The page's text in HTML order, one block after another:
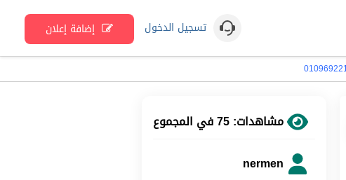
تسجيل الدخول إضافة إعلان
مشاهدات: 75 في المجموع
nermen